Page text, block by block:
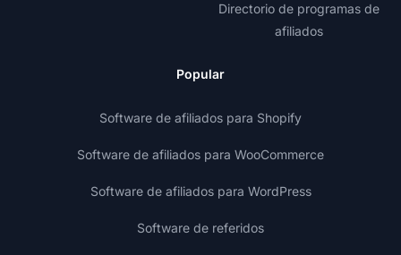
Directorio de programas de
afiliados
Popular
Software de afiliados para Shopify
Software de afiliados para WooCommerce
Software de afiliados para WordPress
Software de referidos